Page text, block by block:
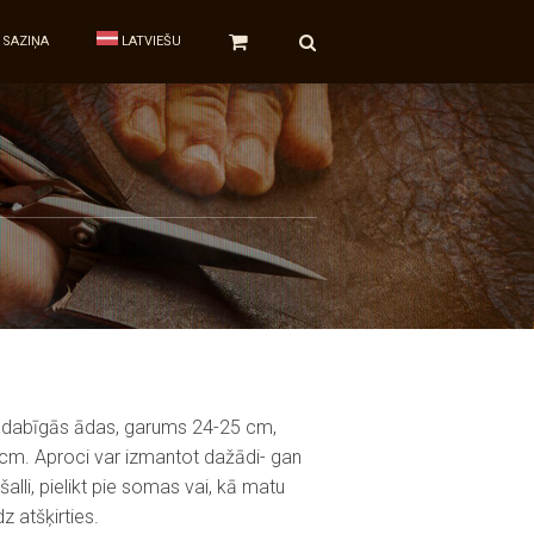
SAZIŅA LATVIEŠU
ādas, garums 24-25 cm,
Aproci var izmantot dažādi- gan
pielikt pie somas vai, kā matu
atšķirties.